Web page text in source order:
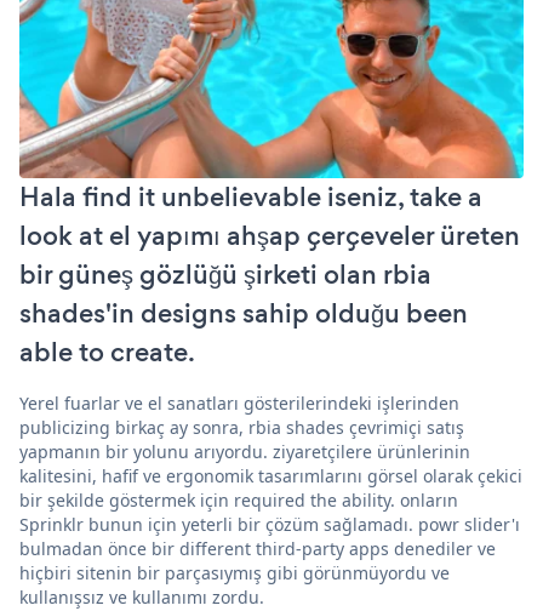
Hala find it unbelievable iseniz, take a
look at el yapımı ahşap çerçeveler üreten
bir güneş gözlüğü şirketi olan rbia
shades'in designs sahip olduğu been
able to create.
Yerel fuarlar ve el sanatları gösterilerindeki işlerinden
publicizing birkaç ay sonra, rbia shades çevrimiçi satış
yapmanın bir yolunu arıyordu. ziyaretçilere ürünlerinin
kalitesini, hafif ve ergonomik tasarımlarını görsel olarak çekici
bir şekilde göstermek için required the ability. onların
Sprinklr bunun için yeterli bir çözüm sağlamadı. powr slider'ı
bulmadan önce bir different third-party apps denediler ve
hiçbiri sitenin bir parçasıymış gibi görünmüyordu ve
kullanışsız ve kullanımı zordu.